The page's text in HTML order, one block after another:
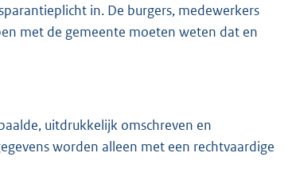
in. De burgers, medewerkers
met de gemeente moeten weten dat en
uitdrukkelijk omschreven en
worden alleen met een rechtvaardige